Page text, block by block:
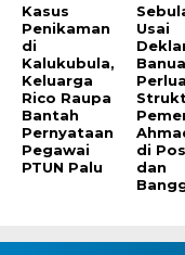
Kasus
Penikaman
di
Kalukubula,
Keluarga
Rico Raupa
Bantah
Pernyataan
Pegawai
PTUN Palu
Usai
di
dan